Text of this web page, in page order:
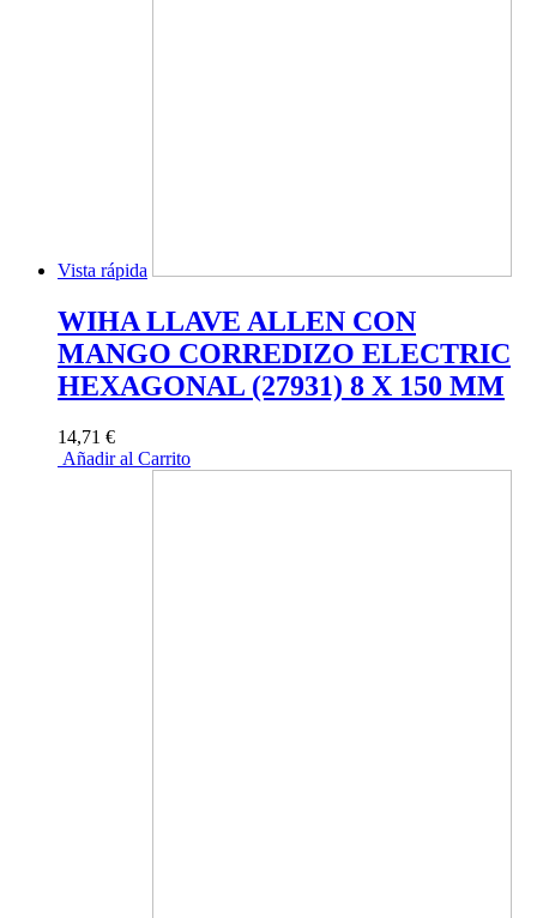
Vista rápida
WIHA LLAVE ALLEN CON
MANGO CORREDIZO ELECTRIC
HEXAGONAL (27931) 8 X 150 MM
14,71 €
Añadir al Carrito